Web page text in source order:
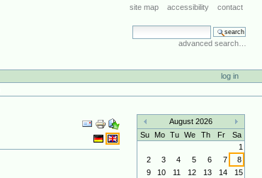
site map accessibility contact
search site
advanced search…
log in
Document
Actions
«
August 2026
»
Su Mo Tu We Th Fr
Sa
1
2
3 4 5 6 7
8
9
10 11 12 13 14
15